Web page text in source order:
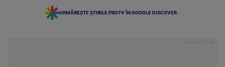
URMĂREȘTE ȘTIRILE PROTV ÎN GOOGLE DISCOVER